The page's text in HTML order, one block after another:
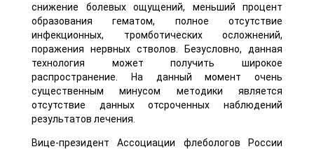
снижение болевых ощущений, меньший процент
образования гематом, полное отсутствие
инфекционных, тромботических осложнений,
поражения нервных стволов. Безусловно, данная
технология может получить широкое
распространение. На данный момент очень
существенным минусом методики является
отсутствие данных отсроченных наблюдений
результатов лечения.
Вице-президент Ассоциации флебологов России